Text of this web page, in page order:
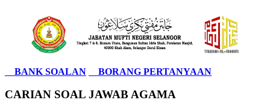
BANK SOALAN BORANG PERTANYAAN
CARIAN SOAL JAWAB AGAMA